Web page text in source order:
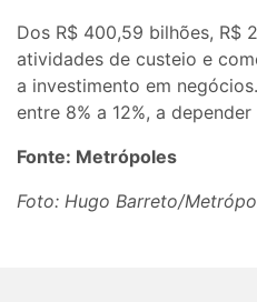
Dos R$ 400,59 bilhões, R$
atividades de custeio e
a investimento em
entre 8% a 12%, a
Fonte: Metrópoles
Foto: Hugo Barreto/